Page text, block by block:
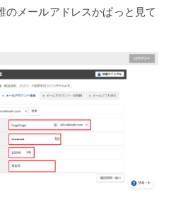
のメールアドレスかぱっと見て